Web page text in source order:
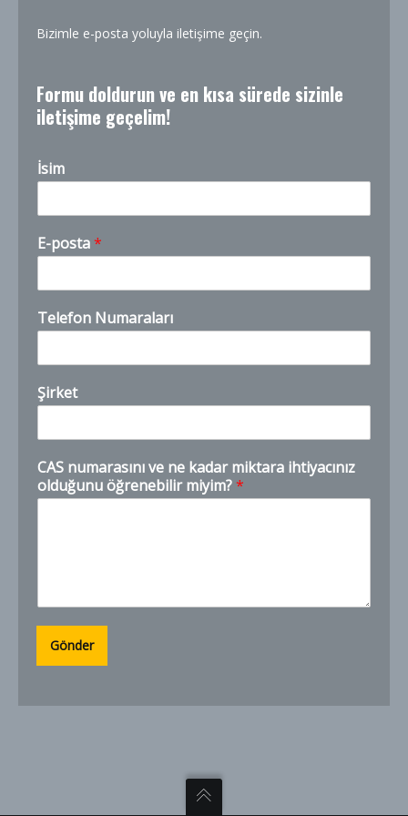
Bizimle e-posta yoluyla iletişime geçin.
Formu doldurun ve en kısa sürede sizinle
iletişime geçelim!
İsim
E-posta*
Telefon Numaraları
n
u
a
r
a
s
m
r
Şirket
CAS numarasını ve ne kadar miktara ihtiyacınız
olduğunu öğrenebilir miyim?*
Gönder